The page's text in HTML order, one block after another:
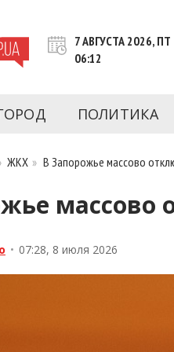
– это информационный
Запорожья и
7 АВГУСТА 2026, ПТ
06:12
ПОЛИТИКА
ЖКХ » В Запорожье массово
массово
• 07:28, 8 июля 2026